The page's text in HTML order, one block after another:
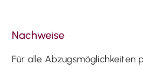
Nachweise
Für alle Abzugsmöglichkeiten